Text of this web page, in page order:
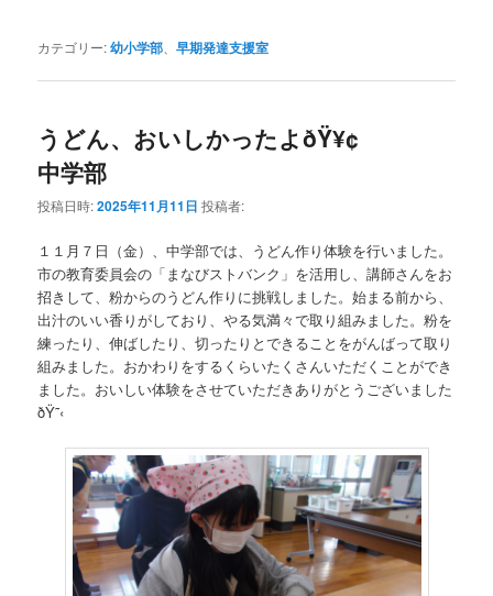
カテゴリー:幼小学部 、早期発達支援室
うどん、おいしかったよðŸ¥¢
中学部
投稿日時:2025年11月11日 投稿者:
１１月７日（金）、中学部では、うどん作り体験を行いました。
市の教育委員会の「まなびストバンク」を活用し、講師さんをお
招きして、粉からのうどん作りに挑戦しました。始まる前から、
出汁のいい香りがしており、やる気満々で取り組みました。粉を
練ったり、伸ばしたり、切ったりとできることをがんばって取り
組みました。おかわりをするくらいたくさんいただくことができ
ました。おいしい体験をさせていただきありがとうございました
ðŸ˜‹